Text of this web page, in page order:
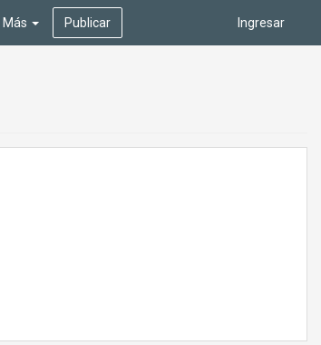
Ingresar
Más Publicar